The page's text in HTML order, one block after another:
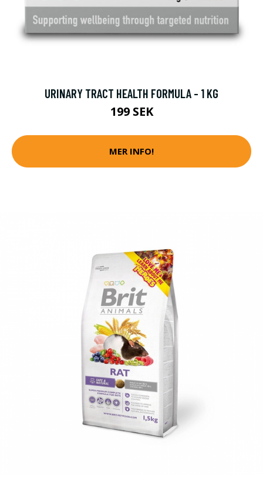
URINARY TRACT HEALTH FORMULA - 1 KG
199 SEK
MER INFO!